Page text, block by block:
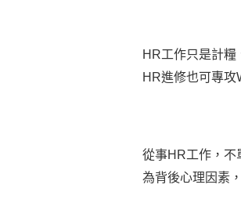
HR工作只是計
HR進修也可專攻
從事HR工作，不
為背後心理因素